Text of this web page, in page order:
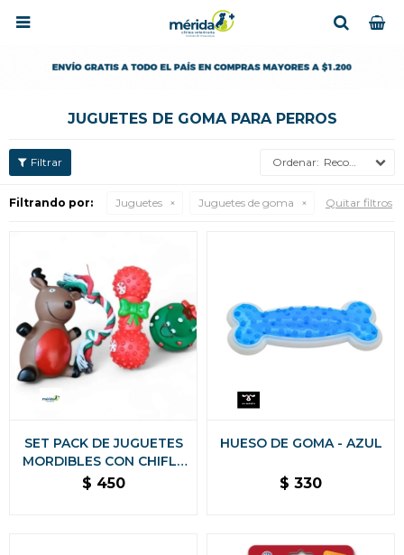

JUGUETES DE GOMA PARA PERROS
Recomendados
Filtrando por: Juguetes Juguetes de goma Quitar filtros
SET PACK DE JUGUETES
MORDIBLES CON CHIFLE
ANTI ANSIEDAD
$ 450
HUESO DE GOMA - AZUL
$ 330